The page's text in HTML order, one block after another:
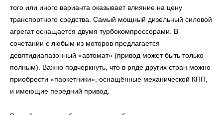
того или иного варианта оказывает влияние на цену
транспортного средства. Самый мощный дизельный силовой
агрегат оснащается двумя турбокомпрессорами. В
сочетании с любым из моторов предлагается
девятидиапазонный «автомат» (привод может быть только
полным). Важно подчеркнуть, что в ряде других стран можно
приобрести «паркетники», оснащённые механической КПП,
и имеющие передний привод.